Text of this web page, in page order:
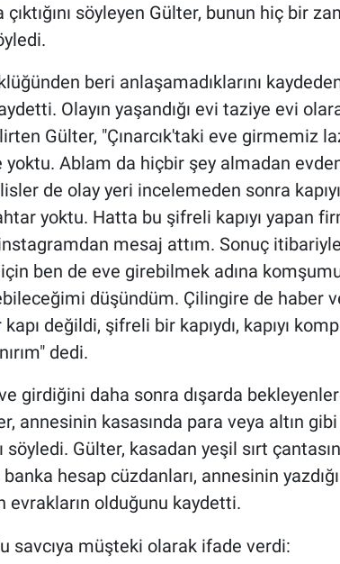
çıktığını söyleyen Gülter, bunun hiç bir
beri anlaşamadıklarını
Olayın yaşandığı evi taziye evi
Gülter, "Çınarcık'taki eve girmemiz
yoktu. Ablam da hiçbir şey almadan
de olay yeri incelemeden sonra
yoktu. Hatta bu şifreli kapıyı yapan
mesaj attım. Sonuç
için ben de eve girebilmek adına
düşündüm. Çilingire de haber
değildi, şifreli bir kapıydı, kapıyı
dedi.
girdiğini daha sonra dışarda bekleyenlere
annesinin kasasında para veya altın
söyledi. Gülter, kasadan yeşil sırt
hesap cüzdanları, annesinin
evrakların olduğunu kaydetti.